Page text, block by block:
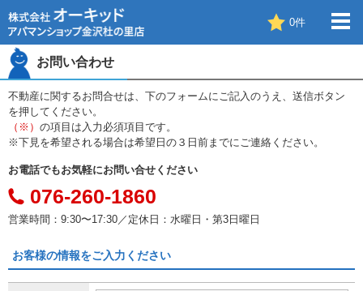
0件
お問い合わせ
不動産に関するお問合せは、下のフォームにご記入のうえ、送信ボタン
を押してください。
（※） の項目は入力必須項目です。
※下見を希望される場合は希望日の３日前までにご連絡ください。
お電話でもお気軽にお問い合せください
076-260-1860
営業時間：9:30〜17:30／定休日：水曜日・第3日曜日
お客様の情報をご入力ください